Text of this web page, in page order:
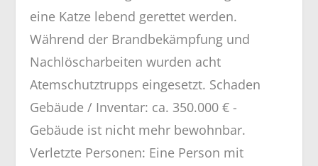
eine Katze lebend gerettet werden.
Während der Brandbekämpfung und
Nachlöscharbeiten wurden acht
Atemschutztrupps eingesetzt. Schaden
Gebäude / Inventar: ca. 350.000 € -
Gebäude ist nicht mehr bewohnbar.
Verletzte Personen: Eine Person mit